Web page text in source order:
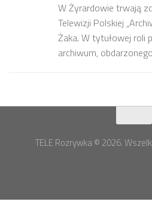
W Żyrardowie trwają
Telewizji Polskiej
Żaka. W tytułowej roli
archiwum,
TELE Rozrywka © 2026.